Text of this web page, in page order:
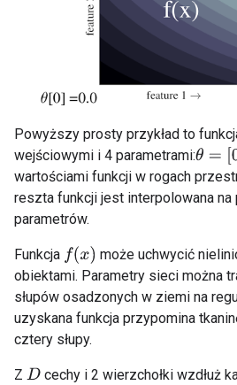
Powyższy prosty przykład to
wejściowymi i 4 parametrami:θ =[0
wartościami funkcji w rogach
reszta funkcji jest interpolowana
parametrów.
Funkcja f(x)
może uchwycić
obiektami. Parametry sieci można
słupów osadzonych w ziemi na
uzyskana funkcja przypomina
cztery słupy.
Z D cechy i 2 wierzchołki wzdłuż